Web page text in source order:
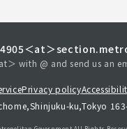
＜at＞
＞ with @ and send us an
Privacy policy
ku,Tokyo